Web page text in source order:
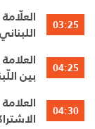
03:25
04:25
بين
04:30